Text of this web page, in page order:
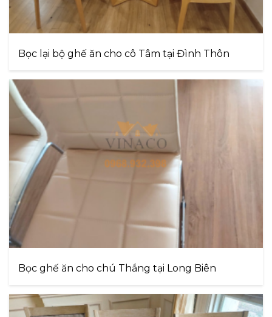
Bọc lại bộ ghế ăn cho cô Tâm tại Đình Thôn
Bọc ghế ăn cho chú Thắng tại Long Biên